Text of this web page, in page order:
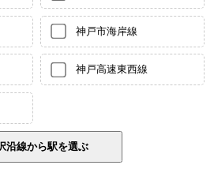
神戸市海岸線
神戸高速東西線